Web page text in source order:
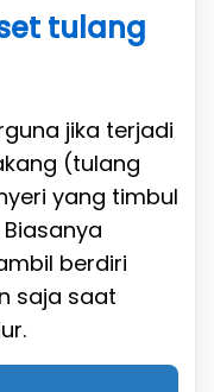
tulang
jika terjadi
(tulang
yang timbul
berdiri
saja saat